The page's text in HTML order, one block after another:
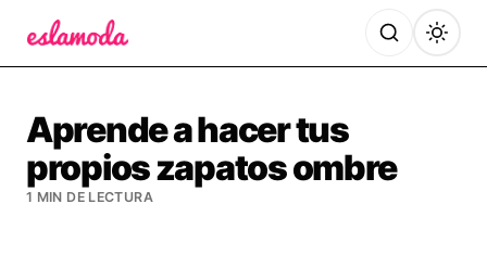
Aprende a hacer tus
propios zapatos ombre
1 MIN DE LECTURA